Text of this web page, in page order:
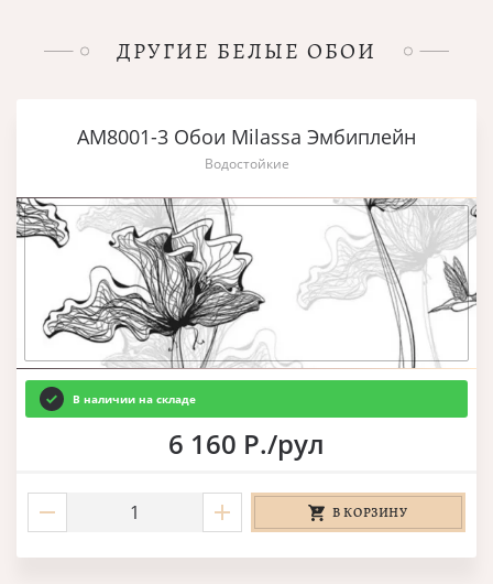
ДРУГИЕ БЕЛЫЕ ОБОИ
AM8001-3 Обои Milassa Эмбиплейн
Водостойкие
В наличии на складе
6 160 Р./рул
В КОРЗИНУ